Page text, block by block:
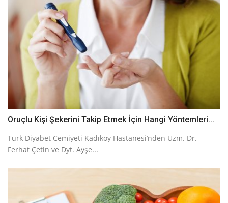
Oruçlu Kişi Şekerini Takip Etmek İçin Hangi Yöntemleri...
Türk Diyabet Cemiyeti Kadıköy Hastanesi’nden Uzm. Dr.
Ferhat Çetin ve Dyt. Ayşe...